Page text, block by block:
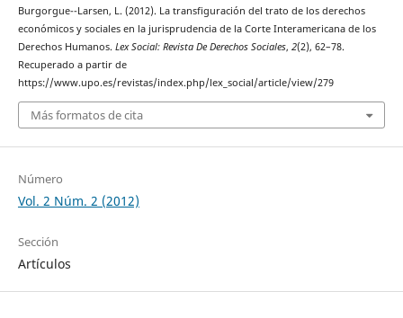
Burgorgue--Larsen, L. (2012). La transfiguración del trato de los derechos
económicos y sociales en la jurisprudencia de la Corte Interamericana de los
Derechos Humanos. Lex Social: Revista De Derechos Sociales, 2(2), 62–78.
Recuperado a partir de
https://www.upo.es/revistas/index.php/lex_social/article/view/279
Más formatos de cita
Número
Vol. 2 Núm. 2 (2012)
Sección
Artículos